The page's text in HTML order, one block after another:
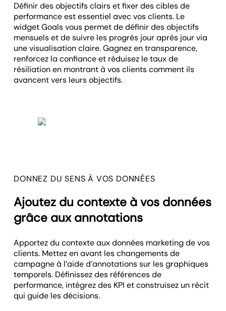
Définir des objectifs clairs et fixer des cibles de
performance est essentiel avec vos clients. Le
widget Goals vous permet de définir des objectifs
mensuels et de suivre les progrès jour après jour via
une visualisation claire. Gagnez en transparence,
renforcez la confiance et réduisez le taux de
résiliation en montrant à vos clients comment ils
avancent vers leurs objectifs.
DONNEZ DU SENS À VOS DONNÉES
Ajoutez du contexte à vos données
grâce aux annotations
Apportez du contexte aux données marketing de vos
clients. Mettez en avant les changements de
campagne à l’aide d’annotations sur les graphiques
temporels. Définissez des références de
performance, intégrez des KPI et construisez un récit
qui guide les décisions.